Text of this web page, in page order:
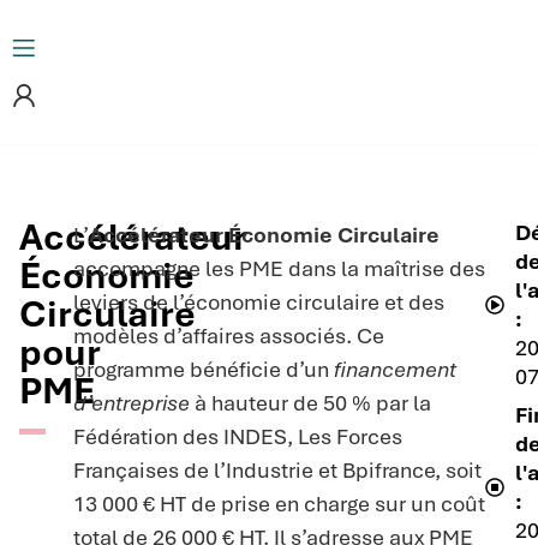
Accélérateur
Économie
Circulaire
pour
PME
L’Accélérateur Économie Circulaire
accompagne les PME dans la maîtrise des
leviers de l’économie circulaire et des
modèles d’affaires associés. Ce
programme bénéficie d’un financement
d’entreprise à hauteur de 50 % par la
Fédération des INDES, Les Forces
Françaises de l’Industrie et Bpifrance, soit
13 000 € HT de prise en charge sur un coût
total de 26 000 € HT. Il s’adresse aux PME
:
: